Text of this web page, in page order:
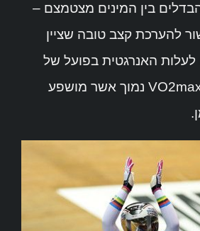
בין המינים מצטמצם –
להערכת קצב טובה שציין
עם VO2max נמוך אשר מושפע